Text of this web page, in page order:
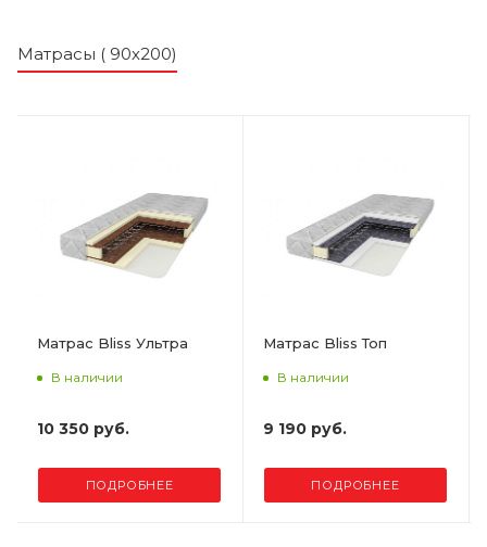
Матрасы ( 90х200)
Матрас Bliss Ультра
В наличии
10 350 руб.
ПОДРОБНЕЕ
Матрас Bliss Топ
В наличии
9 190 руб.
ПОДРОБНЕЕ